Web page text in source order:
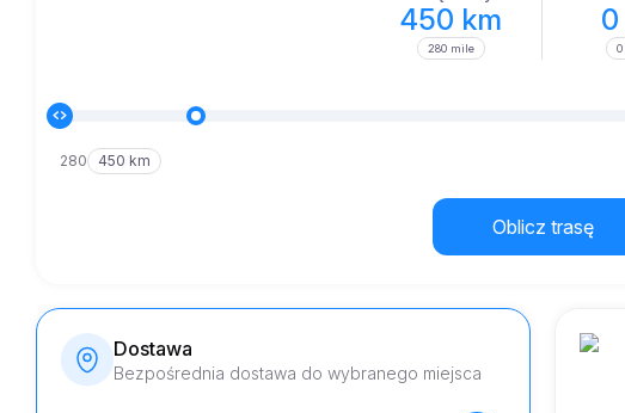
450 km
280 mile
0
280 450 km
Oblicz trasę
Dostawa
Bezpośrednia dostawa do wybranego miejsca